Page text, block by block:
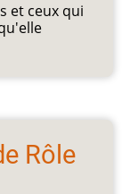
et ceux qui
Rôle